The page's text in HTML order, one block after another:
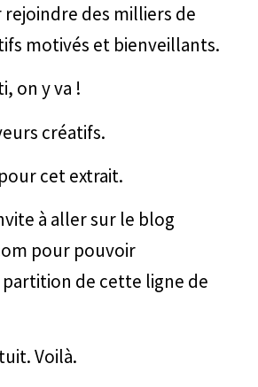
des milliers de
motivés et bienveillants.
on y va !
créatifs.
cet extrait.
à aller sur le blog
pour pouvoir
de cette ligne de
Voilà.